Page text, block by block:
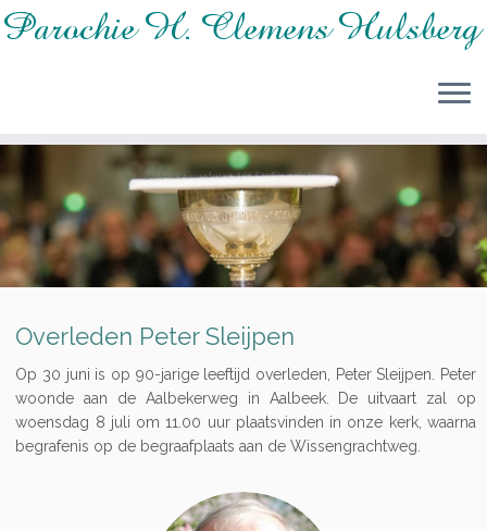
naar
inhoud
Overleden Peter Sleijpen
Op 30 juni is op 90-jarige leeftijd overleden, Peter Sleijpen. Peter
woonde aan de Aalbekerweg in Aalbeek. De uitvaart zal op
woensdag 8 juli om 11.00 uur plaatsvinden in onze kerk, waarna
begrafenis op de begraafplaats aan de Wissengrachtweg.